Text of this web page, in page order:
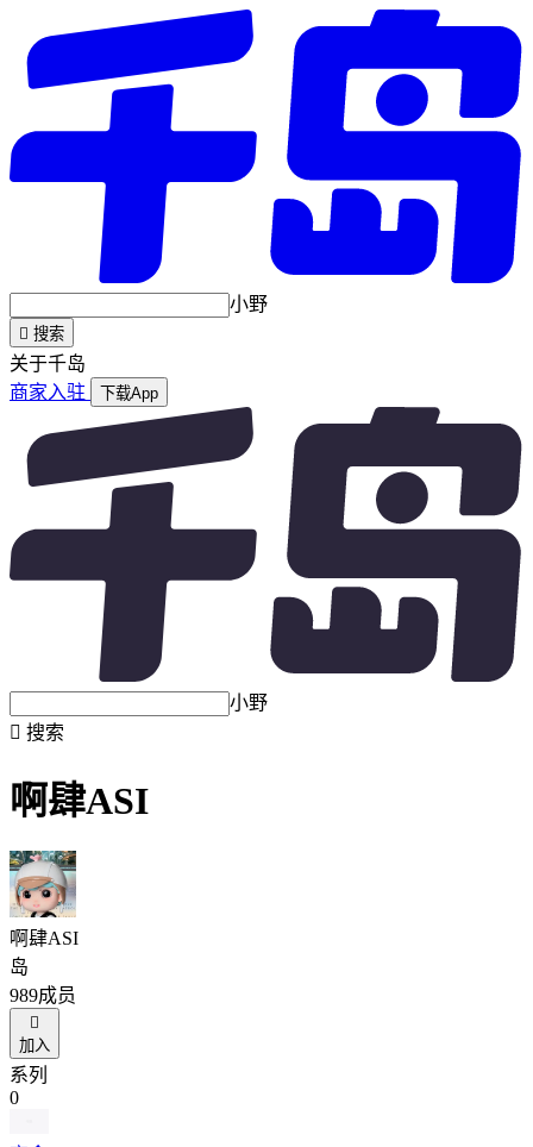
小野
 搜索
关于千岛
商家入驻
下载App
小野
 搜索
啊肆ASI
啊肆ASI
岛
989成员

加入
系列
0